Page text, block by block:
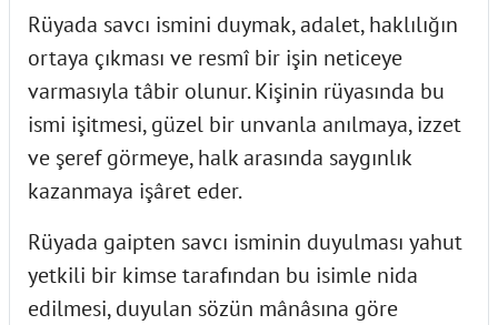
Rüyada savcı ismini duymak, adalet, haklılığın
ortaya çıkması ve resmî bir işin neticeye
varmasıyla tâbir olunur. Kişinin rüyasında bu
ismi işitmesi, güzel bir unvanla anılmaya, izzet
ve şeref görmeye, halk arasında saygınlık
kazanmaya işâret eder.
Rüyada gaipten savcı isminin duyulması yahut
yetkili bir kimse tarafından bu isimle nida
edilmesi, duyulan sözün mânâsına göre